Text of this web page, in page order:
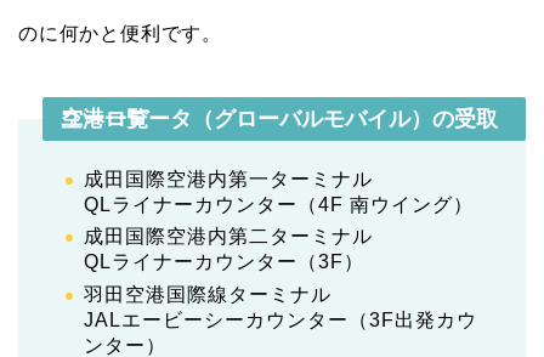
のに何かと便利です。
ユーロデータ（グローバルモバイル）の受取空港一覧
成田国際空港内第一ターミナル
QLライナーカウンター（4F 南ウイング）
成田国際空港内第二ターミナル
QLライナーカウンター（3F）
羽田空港国際線ターミナル
JALエービーシーカウンター（3F出発カウ
ンター）